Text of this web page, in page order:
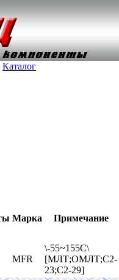
Каталог
Марка Примечание
MFR
\-55~155C\
[МЛТ;ОМЛТ;С2-
23;С2-29]